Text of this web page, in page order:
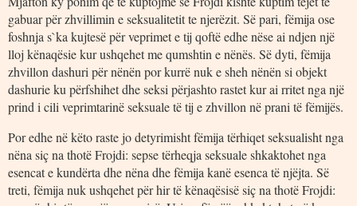
gabuar për zhvillimin e seksualitetit te njerëzit. Së pari, fëmija ose
foshnja s`ka kujtesë për veprimet e tij qoftë edhe nëse ai ndjen një
lloj kënaqësie kur ushqehet me qumshtin e nënës. Së dyti, fëmija
zhvillon dashuri për nënën por kurrë nuk e sheh nënën si objekt
dashurie ku përfshihet dhe seksi përjashto rastet kur ai rritet nga një
prind i cili veprimtarinë seksuale të tij e zhvillon në prani të fëmijës.
Por edhe në këto raste jo detyrimisht fëmija tërhiqet seksualisht nga
nëna siç na thotë Frojdi: sepse tërheqja seksuale shkaktohet nga
esencat e kundërta dhe nëna dhe fëmija kanë esenca të njëjta. Së
treti, fëmija nuk ushqehet për hir të kënaqësisë siç na thotë Frojdi: